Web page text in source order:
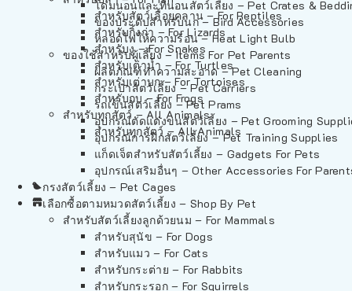
โดมนอนและที่นอนสัตว์เลี้ยง – Pet Crates &
ของประดับสำหรับนก – Bird Accessories
หลอดไฟให้ความร้อน – Heat Light Bulb
ของใช้สำหรับผู้เลี้ยง – Items For Pet Parents
ผลิตภัณฑ์ทำความสะอาด – Pet Cleaning
กระเป๋าสัตว์เลี้ยง – Pet Carriers
รถเข็นสัตว์เลี้ยง – Pet Prams
อุปกรณ์ตัดแต่งขนสัตว์เลี้ยง – Pet Grooming
อุปกรณ์การฝึกสัตว์เลี้ยง – Pet Training Supplies
แก็ดเจ็ตสำหรับสัตว์เลี้ยง – Gadgets For Pets
อุปกรณ์เสริมอื่นๆ – Other Accessories For
กรงสัตว์เลี้ยง – Pet Cages
เลือกซื้อตามหมวดสัตว์เลี้ยง – Shop By Pet
สำหรับสัตว์เลี้ยงลูกด้วยนม – For Mammals
สำหรับสุนัข – For Dogs
สำหรับแมว – For Cats
สำหรับกระต่าย – For Rabbits
สำหรับกระรอก – For Squirrels
สำหรับสัตว์เลื้อยคลาน – For Reptiles
สำหรับกิ้งก่า – For Lizards
สำหรับงู – For Snakes
สำหรับเต่าน้ำ – For Turtles
สำหรับเต่าบก – For Tortoises
สำหรับกบ – For Frogs
สำหรับทุกสัตว์ – All Animals
สำหรับทุกสัตว์ – All Animals